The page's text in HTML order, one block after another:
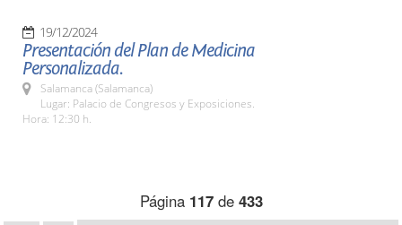
19/12/2024
Presentación del Plan de Medicina
Personalizada.
Salamanca (Salamanca)
Lugar: Palacio de Congresos y Exposiciones.
Hora: 12:30 h.
Página 117de 433